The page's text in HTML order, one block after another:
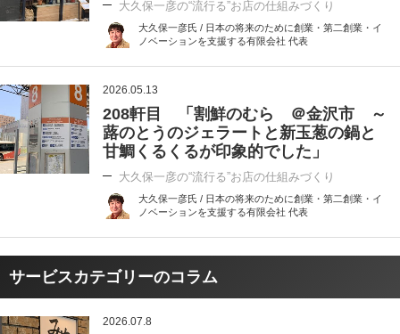
大久保一彦の“流行る”お店の仕組みづくり
大久保一彦氏 / 日本の将来のために創業・第二創業・イ
ノベーションを支援する有限会社 代表
2026.05.13
208軒目 「割鮮のむら ＠金沢市 ～
蕗のとうのジェラートと新玉葱の鍋と
甘鯛くるくるが印象的でした」
大久保一彦の“流行る”お店の仕組みづくり
大久保一彦氏 / 日本の将来のために創業・第二創業・イ
ノベーションを支援する有限会社 代表
サービスカテゴリーのコラム
2026.07.8